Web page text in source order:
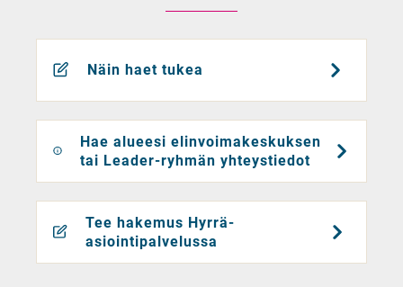
Näin haet tukea
Hae alueesi elinvoimakeskuksen
tai Leader-ryhmän yhteystiedot
Tee hakemus Hyrrä-
asiointipalvelussa